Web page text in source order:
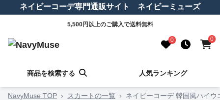
ネイビーコーデ専門通販サイト ネイビーミューズ
5,500円以上のご購入で送料無料
0 0
商品を検索する 人気ランキング
NavyMuse TOP › スカートの一覧 › ネイビーコーデ 韓国風ハイ